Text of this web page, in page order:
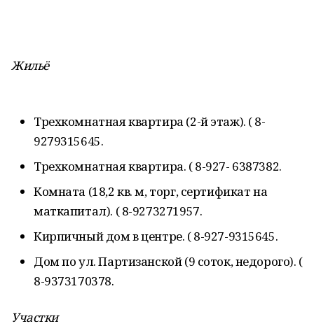
Жильё
Трехкомнатная квартира (2-й этаж). ( 8-
9279315645.
Трехкомнатная квартира. ( 8-927- 6387382.
Комната (18,2 кв. м, торг, сертификат на
маткапитал). ( 8-9273271957.
Кирпичный дом в центре. ( 8-927-9315645.
Дом по ул. Партизанской (9 соток, недорого). (
8-9373170378.
Участки